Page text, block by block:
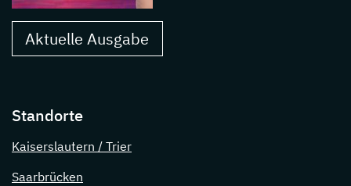
Aktuelle Ausgabe
Standorte
Kaiserslautern / Trier
Saarbrücken